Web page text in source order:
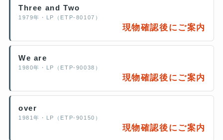
Three and Two
1979年・LP（ETP-80107）
現物確認後にご案内
We are
1980年・LP（ETP-90038）
現物確認後にご案内
over
1981年・LP（ETP-90150）
現物確認後にご案内